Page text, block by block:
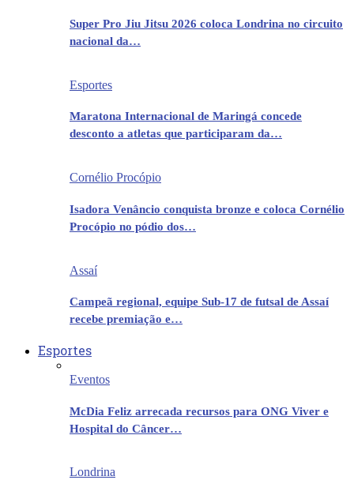
Super Pro Jiu Jitsu 2026 coloca Londrina no circuito
nacional da…
Esportes
Maratona Internacional de Maringá concede
desconto a atletas que participaram da…
Cornélio Procópio
Isadora Venâncio conquista bronze e coloca Cornélio
Procópio no pódio dos…
Assaí
Campeã regional, equipe Sub-17 de futsal de Assaí
recebe premiação e…
Esportes
Eventos
McDia Feliz arrecada recursos para ONG Viver e
Hospital do Câncer…
Londrina